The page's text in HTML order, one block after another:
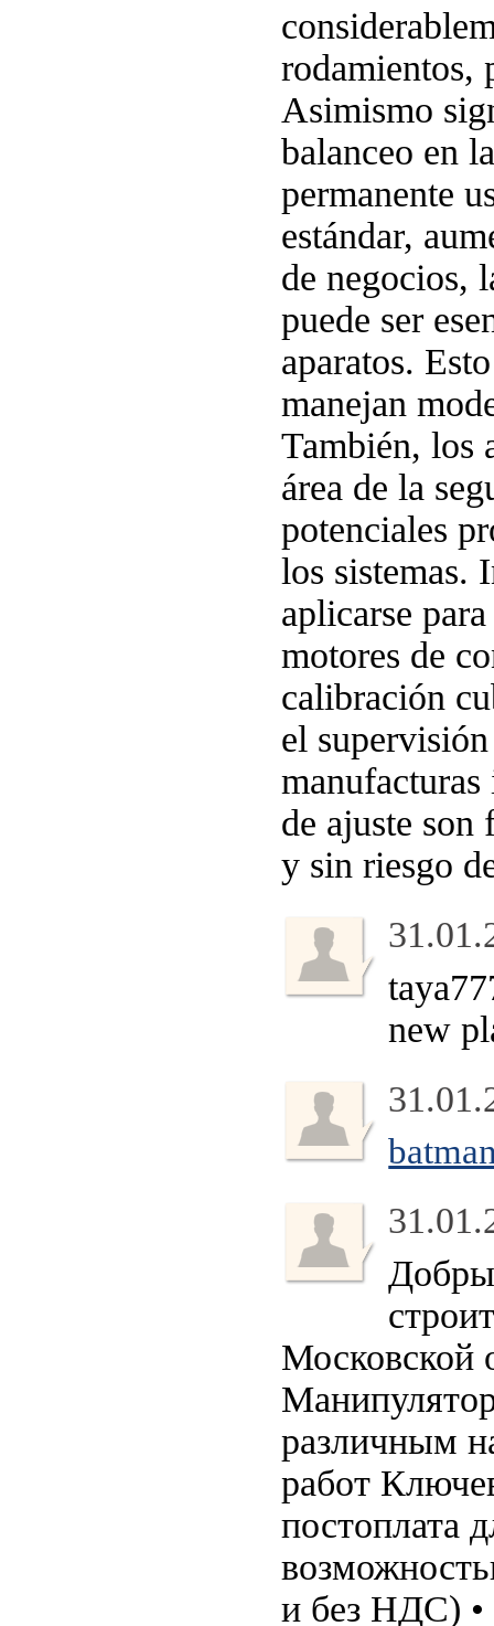
rodamientos,
Asimismo
balanceo en
permanente
estándar,
de negocios,
puede ser
aparatos.
manejan
También, los
área de la
potenciales
los sistemas.
aplicarse
motores de
calibración
el
de ajuste son
y sin riesgo
new
Московской
различным
работ
постоплата
и без НДС) •